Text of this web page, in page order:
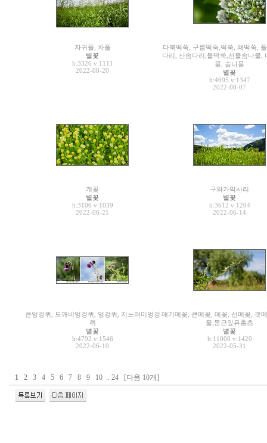
자귀풀, 차풀
별꽃
h:3326 v:1111
2022-08-20
다북떡쑥, 구름떡숙,떡쑥, 왜떡쑥,
다리, 산솜다리,들떡쑥,선물솜나물,
물, 솜나물
별꽃
h:4695 v:1347
2022-08-07
개꽃
별꽃
h:3106 v:1039
2022-06-21
구와가막사리
별꽃
h:3612 v:1204
2022-06-14
큰엉겅퀴, 도깨비엉겅퀴, 엉겅퀴, 지느러미엉겅
퀴
별꽃
h:4792 v:1546
2022-06-10
애기메꽃, 큰메꽃, 메꽃, 선메꽃, 갯
풀,둥근잎유홍초
별꽃
h:11000 v:1420
2022-05-31
1 2 3 4 5 6 7 8 9 10 .. 24 [다음 10개]